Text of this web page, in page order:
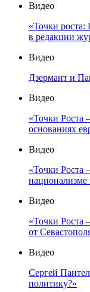
Видео
«Точки роста:
в редакции
Видео
Дзермант и
Видео
«Точки Роста
основаниях
Видео
«Точки Роста
национализме
Видео
«Точки Роста
от
Видео
Сергей
политику?»